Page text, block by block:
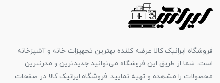
فروشگاه ایرانیک کالا عرضه کننده بهترین تجهیزات خانه و آشپزخانه
است. شما از طریق این فروشگاه می‌توانید جدیدترین و مدرنترین
محصولات را مشاهده و تهیه نمایید. فروشگاه ایرانیک کالا در صفحات